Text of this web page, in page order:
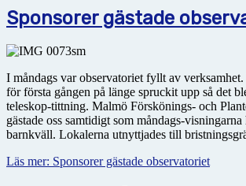
Sponsorer gästade
I måndags var observatoriet fyllt av
för första gången på länge spruckit upp så det
teleskop-tittning. Malmö Förskönings- och
gästade oss samtidigt som måndags-
barnkväll. Lokalerna utnyttjades till
Läs mer: Sponsorer gästade observatoriet